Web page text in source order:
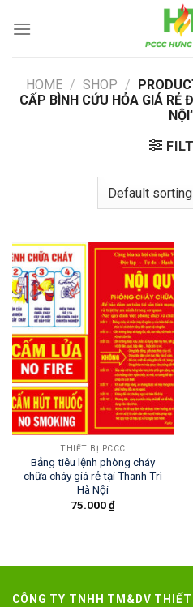
HOME / SHOP /
CẤP BÌNH CỨU HỎA GIÁ RẺ
THIẾT BỊ PCCC
Bảng tiêu lệnh phòng cháy
chữa cháy giá rẻ tại Thanh Trì
Hà Nội
75.000₫
CÔNG TY TNHH TM&DV THIẾT